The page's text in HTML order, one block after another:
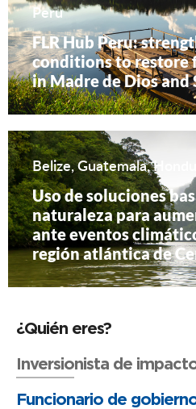
Peru
FLR Hub Peru:
conditions to restore
in Madre de Dios and
Belize, Guatemala,
Uso de soluciones
naturaleza para
ante eventos
región atlántica de
¿Quién eres?
Inversionista de
Funcionario de